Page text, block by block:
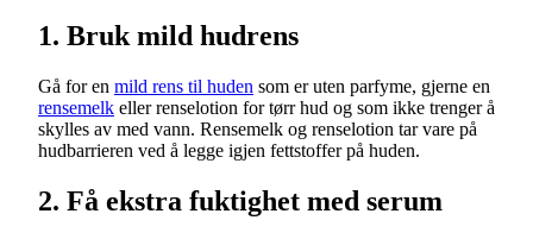
1. Bruk mild hudrens
Gå for en mild rens til huden som er uten parfyme, gjerne en
rensemelk eller renselotion for tørr hud og som ikke trenger å
skylles av med vann. Rensemelk og renselotion tar vare på
hudbarrieren ved å legge igjen fettstoffer på huden.
2. Få ekstra fuktighet med serum